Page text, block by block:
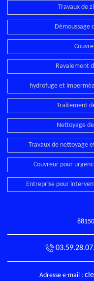
Travaux de
Démoussage
Ravalement
hydrofuge et
Traitement
Nettoyage
Travaux de nettoyage
Couvreur pour
Entreprise pour
Adresse e-mail :